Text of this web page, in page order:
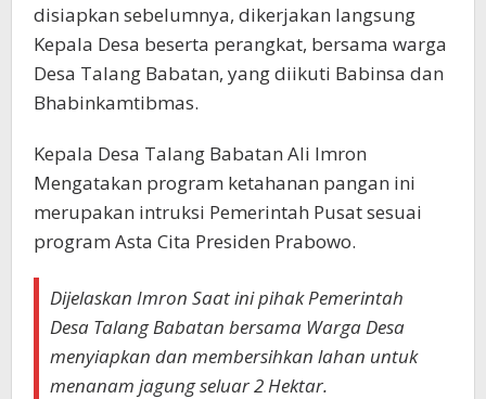
disiapkan sebelumnya, dikerjakan langsung
Kepala Desa beserta perangkat, bersama warga
Desa Talang Babatan, yang diikuti Babinsa dan
Bhabinkamtibmas.
Kepala Desa Talang Babatan Ali Imron
Mengatakan program ketahanan pangan ini
merupakan intruksi Pemerintah Pusat sesuai
program Asta Cita Presiden Prabowo.
Dijelaskan Imron Saat ini pihak Pemerintah
Desa Talang Babatan bersama Warga Desa
menyiapkan dan membersihkan lahan untuk
menanam jagung seluar 2 Hektar.